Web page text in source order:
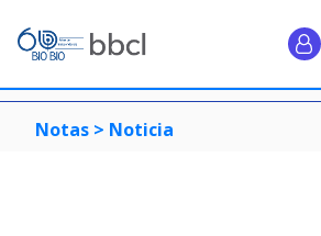
Notas > Noticia